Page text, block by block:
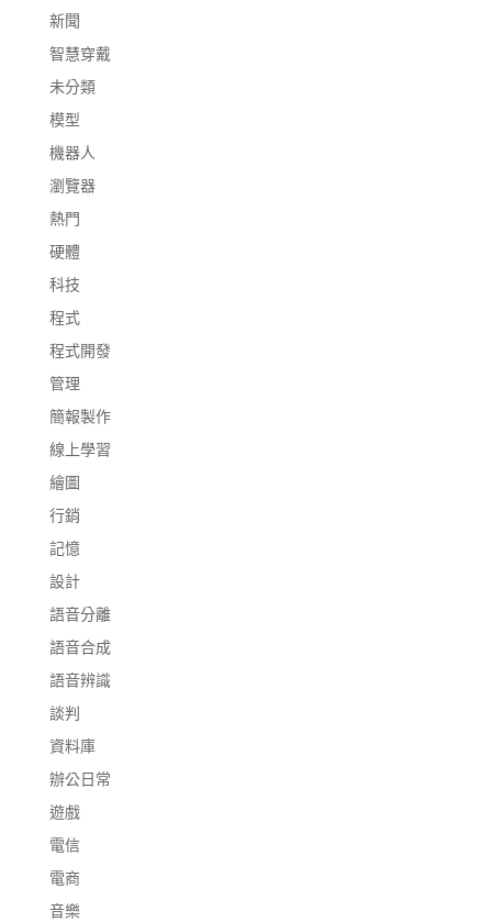
新聞
智慧穿戴
未分類
模型
機器人
瀏覽器
熱門
硬體
科技
程式
程式開發
管理
簡報製作
線上學習
繪圖
行銷
記憶
設計
語音分離
語音合成
語音辨識
談判
資料庫
辦公日常
遊戲
電信
電商
音樂